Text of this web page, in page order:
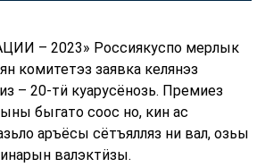
– 2023» Россиякуспо мерлык
комитетэз заявка келянэз
– 20-тӥ куарусёнозь. Премиез
быгато соос но, кин ас
аръёсы сётъялляз ни вал, озьы
валэктӥзы.